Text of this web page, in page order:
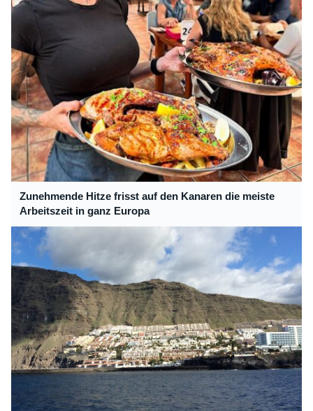
Zunehmende Hitze frisst auf den Kanaren die meiste
Arbeitszeit in ganz Europa